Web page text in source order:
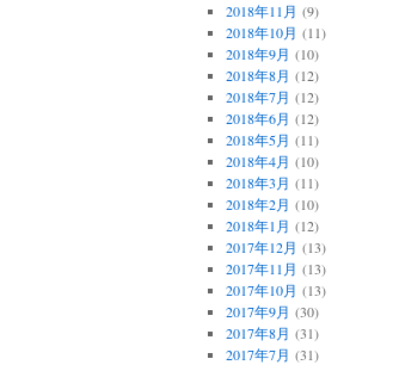
2018年11月 (9)
2018年10月 (11)
2018年9月 (10)
2018年8月 (12)
2018年7月 (12)
2018年6月 (12)
2018年5月 (11)
2018年4月 (10)
2018年3月 (11)
2018年2月 (10)
2018年1月 (12)
2017年12月 (13)
2017年11月 (13)
2017年10月 (13)
2017年9月 (30)
2017年8月 (31)
2017年7月 (31)